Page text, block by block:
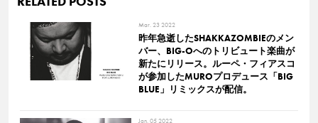
Mar. 23 2022
昨年急逝したSHAKKAZOMBIEのメン
バー、BIG-Oへのトリビュート楽曲が
新たにリリース。ルーペ・フィアスコ
が参加したMUROプロデュース「BIG
BLUE」リミックスが配信。
Jan. 05 2022